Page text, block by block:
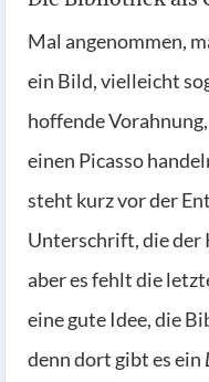
Mal angenommen,
ein Bild, vielleicht
hoffende
einen Picasso
steht kurz vor der
Unterschrift, die der
aber es fehlt die
eine gute Idee, die
denn dort gibt es ein